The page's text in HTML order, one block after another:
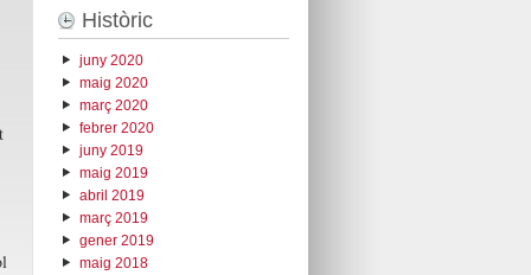
Històric
juny 2020
maig 2020
març 2020
febrer 2020
juny 2019
maig 2019
abril 2019
març 2019
gener 2019
maig 2018